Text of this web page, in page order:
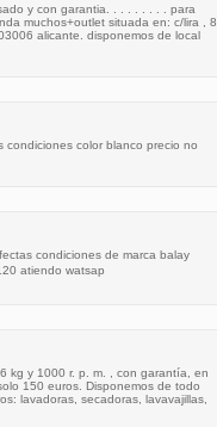
y con garantia. . . . . . . . . para
muchos+outlet situada en: c/lira , 8
alicante. disponemos de local
color blanco precio no
condiciones de marca balay
atiendo watsap
kg y 1000 r. p. m. , con garantía, en
150 euros. Disponemos de todo
lavadoras, secadoras, lavavajillas,